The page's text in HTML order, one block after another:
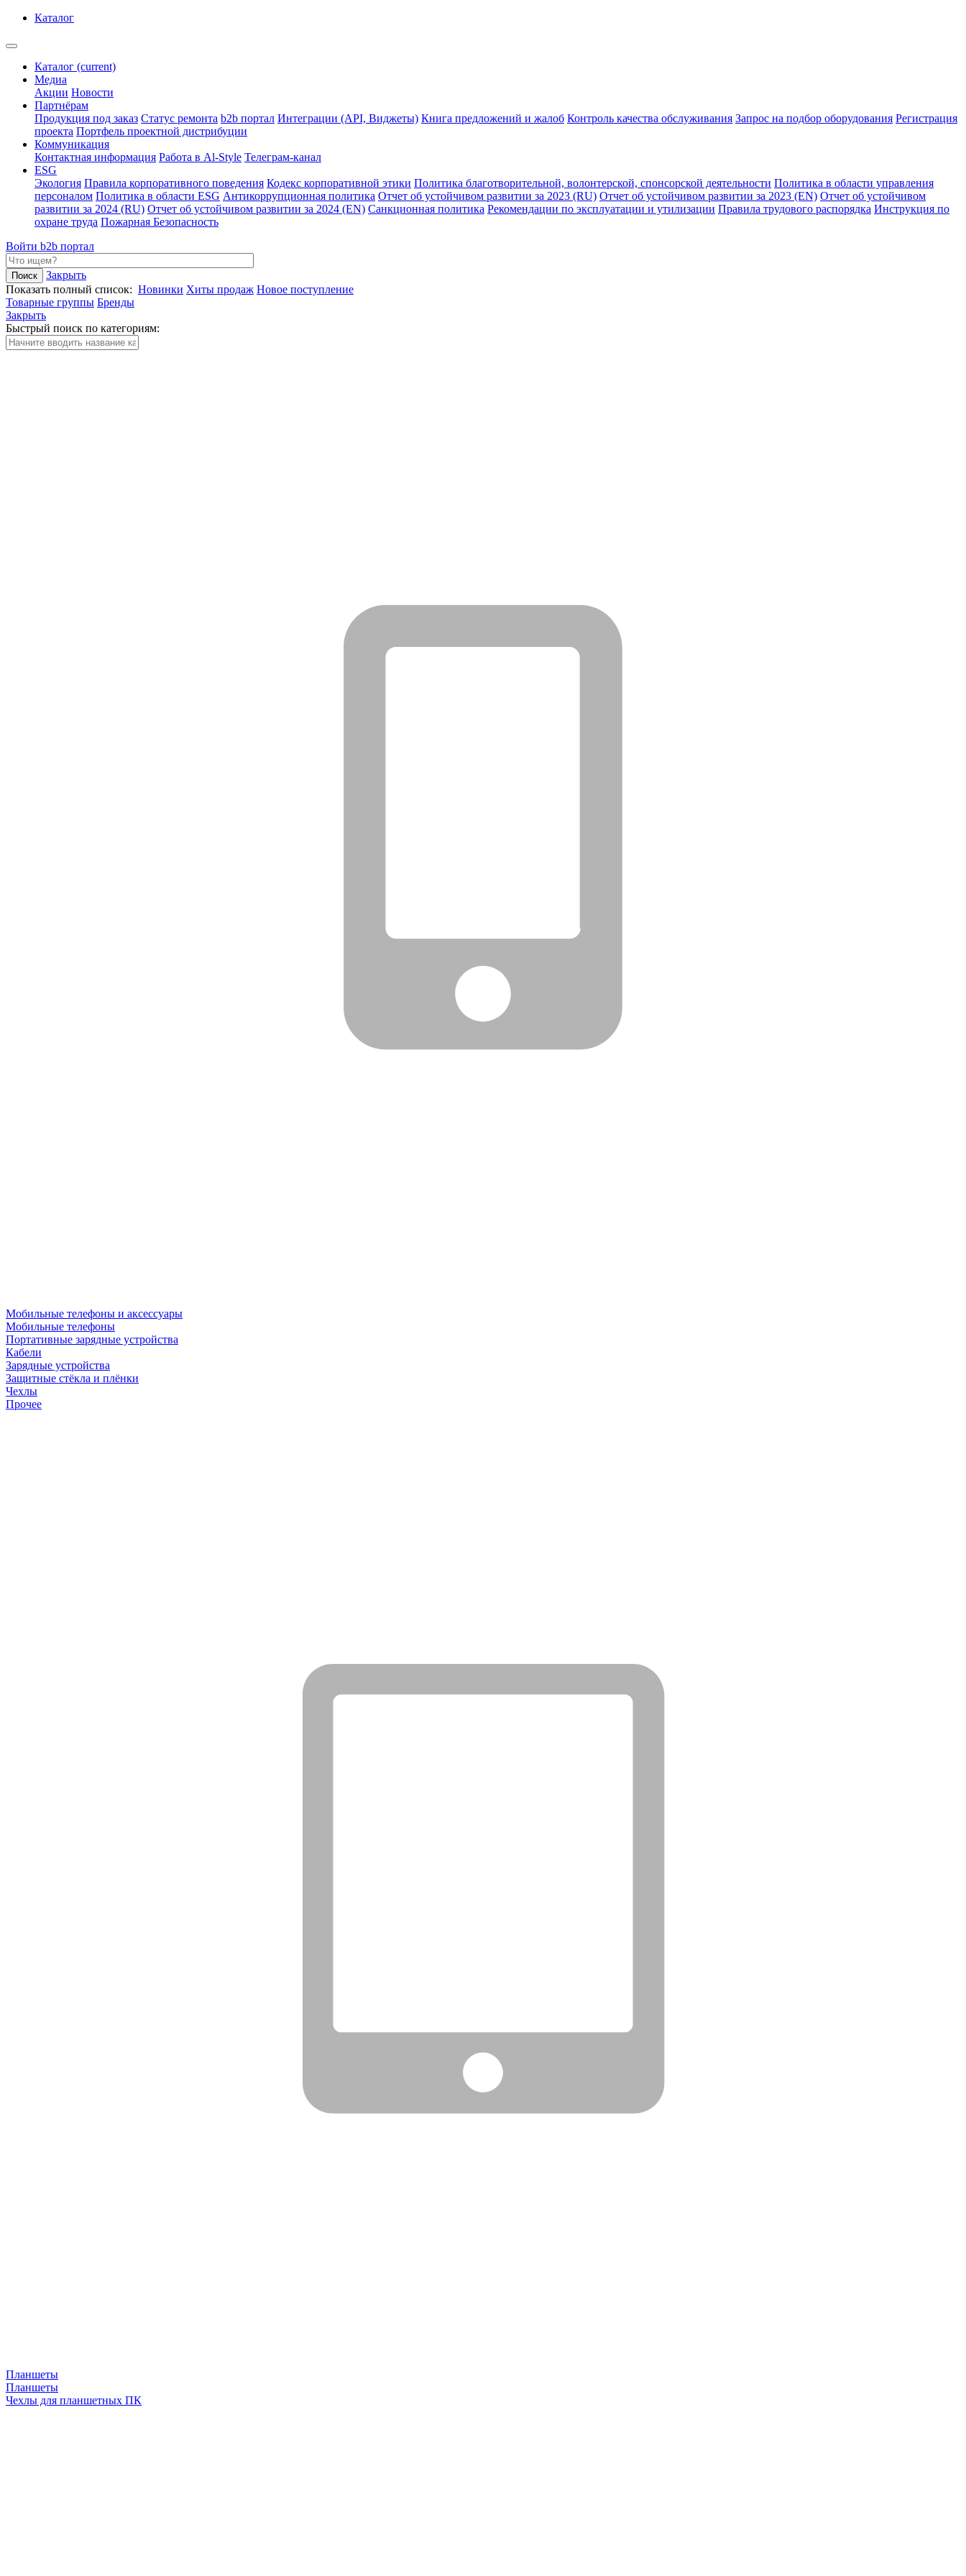
Каталог
Каталог (current)
Медиа
Акции Новости
Партнёрам
Продукция под заказ Статус ремонта b2b портал Интеграции (API, Виджеты) Книга предложений и жалоб Контроль качества обслуживания Запрос на подбор оборудования Регистрация
проекта Портфель проектной дистрибуции
Коммуникация
Контактная информация Работа в Al-Style Телеграм-канал
ESG
Экология Правила корпоративного поведения Кодекс корпоративной этики Политика благотворительной, волонтерской, спонсорской деятельности Политика в области управления
персоналом Политика в области ESG Антикоррупционная политика Отчет об устойчивом развитии за 2023 (RU) Отчет об устойчивом развитии за 2023 (EN) Отчет об устойчивом
развитии за 2024 (RU) Отчет об устойчивом развитии за 2024 (EN) Санкционная политика Рекомендации по эксплуатации и утилизации Правила трудового распорядка Инструкция по
охране труда Пожарная Безопасность
Войти b2b портал
Закрыть
Показать полный список: Новинки Хиты продаж Новое поступление
Товарные группы Бренды
Закрыть
Быстрый поиск по категориям:
Мобильные телефоны и аксессуары
Мобильные телефоны
Портативные зарядные устройства
Кабели
Зарядные устройства
Защитные стёкла и плёнки
Чехлы
Прочее
Планшеты
Планшеты
Чехлы для планшетных ПК